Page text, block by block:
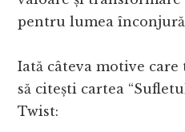
pentru lumea
Iată câteva motive
să citești cartea
Twist: